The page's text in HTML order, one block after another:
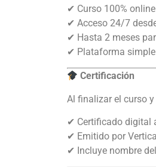
✔ Curso 100%
✔ Acceso 24/7
✔ Hasta 2 meses
✔ Plataforma
Certificación
Al finalizar el curso
✔ Certificado digital
✔ Emitido por
✔ Incluye nombre